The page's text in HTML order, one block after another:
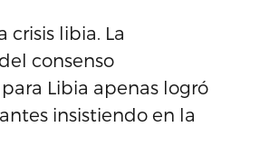
libia. La
consenso
Libia apenas logró
insistiendo en la